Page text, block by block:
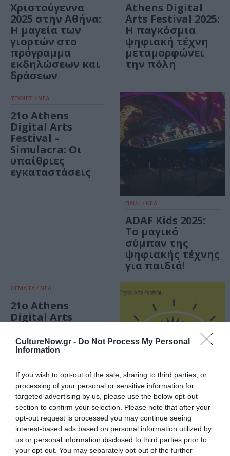
CultureNow.gr - Do Not Process My Personal
Information
If you wish to opt-out of the sale, sharing to third parties, or
processing of your personal or sensitive information for
targeted advertising by us, please use the below opt-out
section to confirm your selection. Please note that after your
opt-out request is processed you may continue seeing
interest-based ads based on personal information utilized by
us or personal information disclosed to third parties prior to
your opt-out. You may separately opt-out of the further
Χριστούγεννα
2025 στην Αθήνα:
Η μαγεία των
γιορτών στο
πρόγραμμα
εκδηλώσεων και
δράσεων
Athens Digital
Arts Festival 2025:
Η παγκόσμια
ψηφιακή τέχνη
μεταμορφώνει
την πόλη
ΤΕΧΝΕΣ / ΝΕΑ
21ο Athens
Digital Arts
Festival –
Simulacra: Οι
υπαίθριες
εγκαταστάσεις
ΠΑΙΔΙ / ΝΕΑ
ADAF Kids 2025:
Το μαγικό
σύμπαν της
ψηφιακής τέχνης
για παιδιά!
ΘΕΜΑΤΑ / ΝΕΑ
21ο Athens
Digital Arts
Simulacra:
Κάλεσμα
ΦΕΣΤΙΒΑΛ / ΝΕΑ
21ο Athens
Digital Arts
Festival –
Simulacra στην